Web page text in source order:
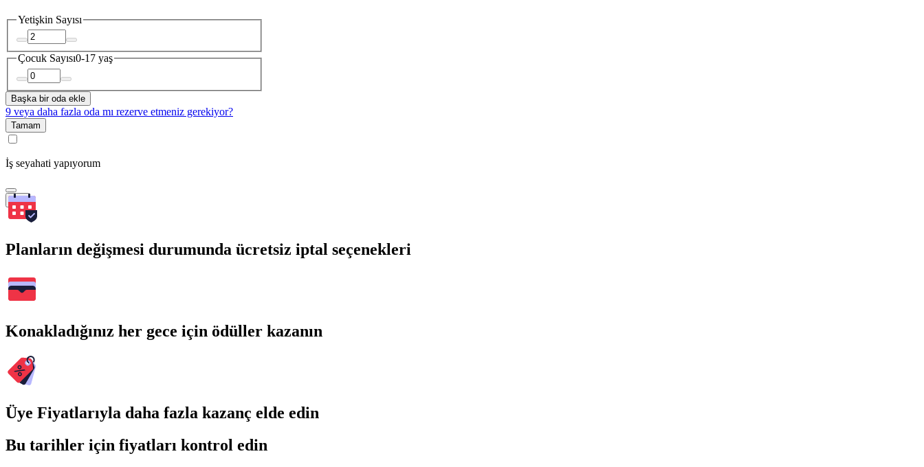
Yetişkin Sayısı
Çocuk Sayısı0-17 yaş
Başka bir oda ekle
9 veya daha fazla oda mı rezerve etmeniz gerekiyor?
Tamam
İş seyahati yapıyorum
Ara
Planların değişmesi durumunda ücretsiz iptal seçenekleri
Konakladığınız her gece için ödüller kazanın
Üye Fiyatlarıyla daha fazla kazanç elde edin
Bu tarihler için fiyatları kontrol edin